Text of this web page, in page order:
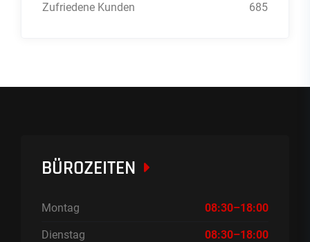
Zufriedene Kunden 685
BÜROZEITEN
Montag 08:30–18:00
Dienstag 08:30–18:00